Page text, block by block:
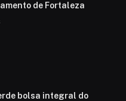
de Fortaleza
bolsa integral do